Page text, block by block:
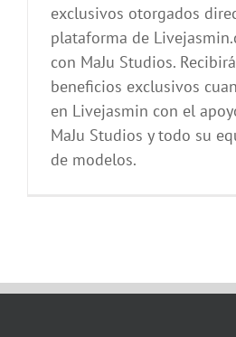
exclusivos otorgados
plataforma de
con MaJu Studios.
beneficios exclusivos
en Livejasmin con el
MaJu Studios y todo su
de modelos.